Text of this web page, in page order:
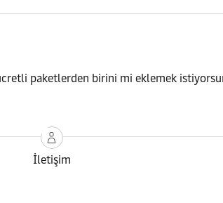
paketlerden birini mi eklemek
İletişim